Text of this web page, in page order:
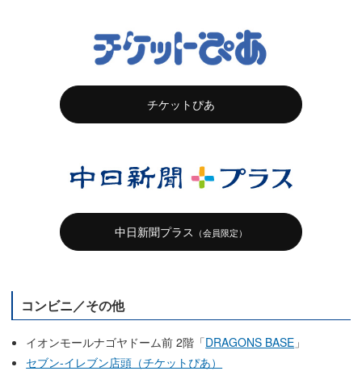
チケットぴあ
中日新聞プラス （会員限定）
コンビニ／その他
イオンモールナゴヤドーム前 2階「DRAGONS BASE 」
セブン-イレブン店頭（チケットぴあ）